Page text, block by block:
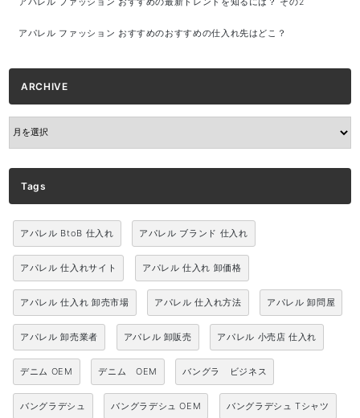
アパレル ファッション おすすめの最新トレンドを知るには？ その2
アパレル ファッション おすすめのおすすめの仕入れ先はどこ？
ARCHIVE
ARCHIVE
Tags
アパレル BtoB 仕入れ アパレル ブランド 仕入れ
アパレル 仕入れサイト アパレル 仕入れ 卸価格
アパレル 仕入れ 卸売市場 アパレル 仕入れ方法 アパレル 卸問屋
アパレル 卸売業者 アパレル 卸販売 アパレル 小売店 仕入れ
デニム OEM デニム OEM バングラ ビジネス
バングラデシュ バングラデシュ OEM バングラデシュ Tシャツ